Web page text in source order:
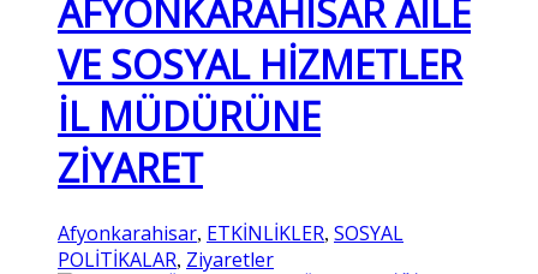
AFYONKARAHİSAR AİLE
VE SOSYAL HİZMETLER
İL MÜDÜRÜNE
ZİYARET
Afyonkarahisar, ETKİNLİKLER, SOSYAL
POLİTİKALAR, Ziyaretler